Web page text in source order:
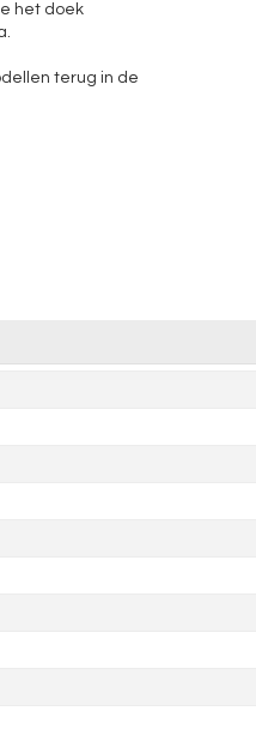
het doek
terug in de